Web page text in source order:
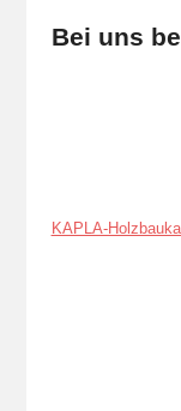
Bei uns
KAPLA-